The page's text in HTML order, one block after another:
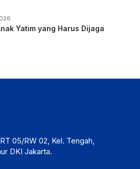
Yatim yang Harus Dijaga
05/RW 02, Kel. Tengah,
DKI Jakarta.